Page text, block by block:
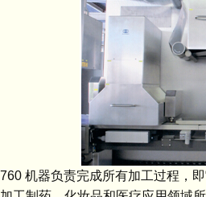
机器负责完成所有加工过程，即